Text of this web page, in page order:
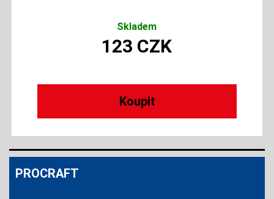
Skladem
123 CZK
PROCRAFT